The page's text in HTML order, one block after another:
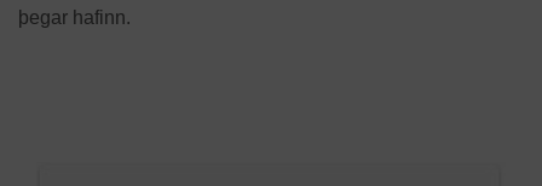
þegar hafinn.